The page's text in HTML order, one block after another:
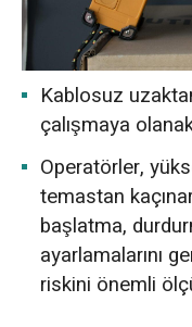
Kablosuz
çalışmaya
Operatörler,
temastan
başlatma,
ayarlamalarını
riskini önemli